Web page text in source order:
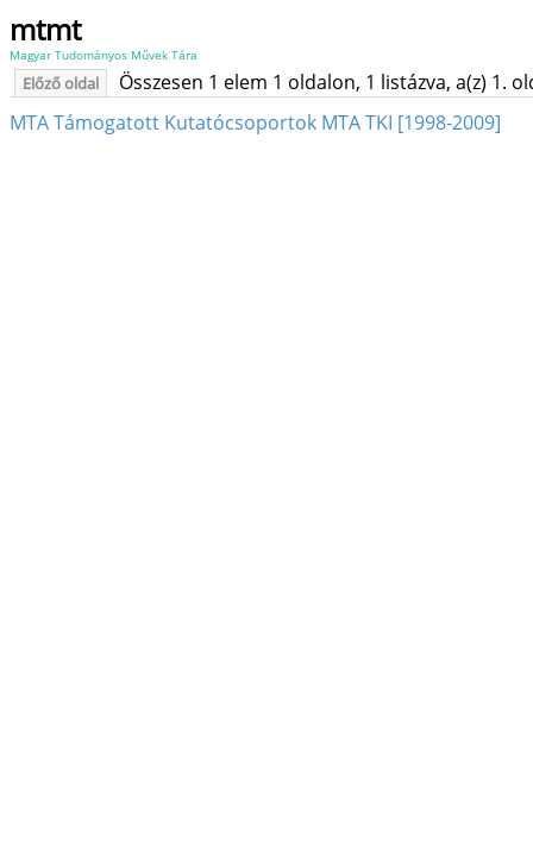
mtmt
Magyar Tudományos Művek Tára
Előző oldal
Összesen 1 elem 1 oldalon, 1 listázva, a(z) 1.
MTA Támogatott Kutatócsoportok MTA TKI [1998-2009]